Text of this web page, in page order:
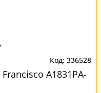
336528
A1831PA-